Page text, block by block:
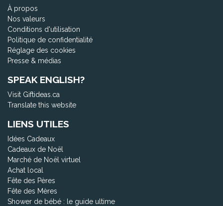
À propos
Nos valeurs
Conditions d'utilisation
Politique de confidentialité
Réglage des cookies
Presse & médias
SPEAK ENGLISH?
Visit Giftideas.ca
Translate this website
LIENS UTILES
Idées Cadeaux
Cadeaux de Noël
Marché de Noël virtuel
Achat local
Fête des Pères
Fête des Mères
Shower de bébé : le guide ultime